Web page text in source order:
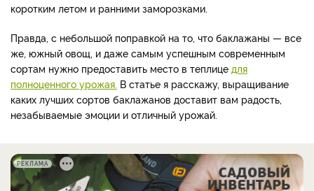
коротким летом и ранними заморозками.
Правда, с небольшой поправкой на то, что баклажаны — все
же, южный овощ, и даже самым успешным современным
сортам нужно предоставить место в теплице для
полноценного урожая. В статье я расскажу, выращивание
каких лучших сортов баклажанов доставит вам радость,
незабываемые эмоции и отличный урожай.
РЕКЛАМА